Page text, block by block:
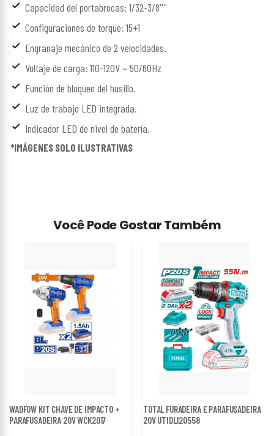
Capacidad del portabrocas: 1/32-3/8''''
Configuraciones de torque: 15+1
Engranaje mecánico de 2 velocidades.
Voltaje de carga: 110-120V ~ 50/60Hz
Función de bloqueo del husillo.
Luz de trabajo LED integrada.
Indicador LED de nivel de batería.
*IMÁGENES SOLO ILUSTRATIVAS
Você Pode Gostar Também
WADFOW KIT CHAVE DE IMPACTO +
PARAFUSADEIRA 20V WCK2017
TOTAL FURADEIRA E PARAFUSADEIRA
20V UTIDLI20558